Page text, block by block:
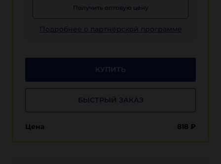
Получить оптовую цену
Подробнее о партнёрской программе
КУПИТЬ
БЫСТРЫЙ ЗАКАЗ
Цена 818 ₽